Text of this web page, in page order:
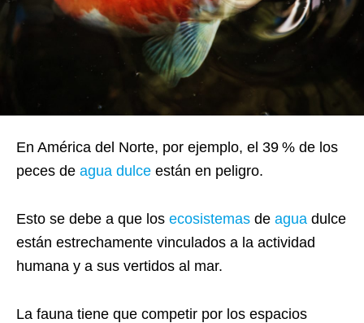
En América del Norte, por ejemplo, el 39 % de los
peces de agua dulce están en peligro.
Esto se debe a que los ecosistemas de agua dulce
están estrechamente vinculados a la actividad
humana y a sus vertidos al mar.
La fauna tiene que competir por los espacios